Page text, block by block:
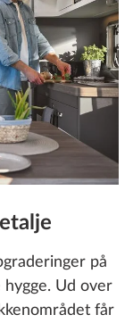
på
Ud over
får